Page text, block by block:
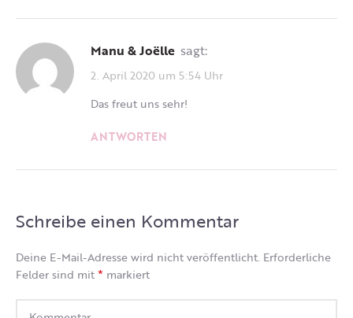
Manu & Joëlle sagt:
2. April 2020 um 5:54 Uhr
Das freut uns sehr!
ANTWORTEN
Schreibe einen Kommentar
Deine E-Mail-Adresse wird nicht veröffentlicht. Erforderliche
Felder sind mit* markiert